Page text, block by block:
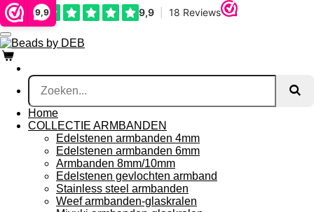
9,9
Ga
direct
naar
de
hoofdinhoud
Home
COLLECTIE ARMBANDEN
Edelstenen armbanden 4mm
Edelstenen armbanden 6mm
Armbanden 8mm/10mm
Edelstenen gevlochten armband
Stainless steel armbanden
Weef armbanden-glaskralen